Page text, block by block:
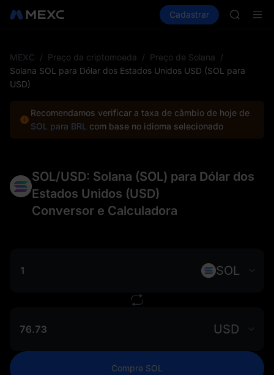
Mercados Spot Futuros
Cadastrar
SKYAI
AAOI
SPCX
MEXC / Preço da criptomoeda / Preço de Solana /
Solana SOL para Dólar dos Estados Unidos USD (SOL para
USD)
Recomendamos verificar a taxa de câmbio de hoje de
SOL para BRL com base no idioma selecionado
SOL/USD: Solana (SOL) para Dólar dos
Estados Unidos (USD)
Conversor e Calculadora
SOL
USD
Compre SOL